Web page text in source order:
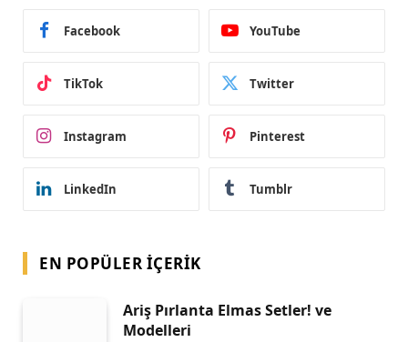
Facebook YouTube
TikTok Twitter
Instagram Pinterest
LinkedIn Tumblr
EN POPÜLER İÇERIK
Ariş Pırlanta Elmas Setler! ve
Modelleri